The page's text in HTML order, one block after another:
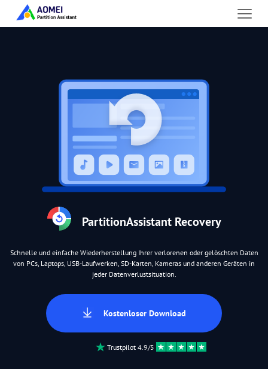
PartitionAssistant Recovery
Schnelle und einfache Wiederherstellung Ihrer verlorenen oder gelöschten Daten
von PCs, Laptops, USB-Laufwerken, SD-Karten, Kameras und anderen Geräten in
jeder Datenverlustsituation.
Kostenloser Download
Trustpilot 4.9/5